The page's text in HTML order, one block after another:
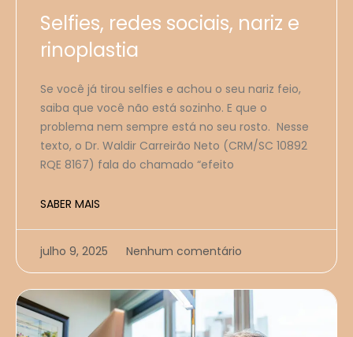
Selfies, redes sociais, nariz e
rinoplastia
Se você já tirou selfies e achou o seu nariz feio,
saiba que você não está sozinho. E que o
problema nem sempre está no seu rosto. Nesse
texto, o Dr. Waldir Carreirão Neto (CRM/SC 10892
RQE 8167) fala do chamado “efeito
SABER MAIS
julho 9, 2025 Nenhum comentário